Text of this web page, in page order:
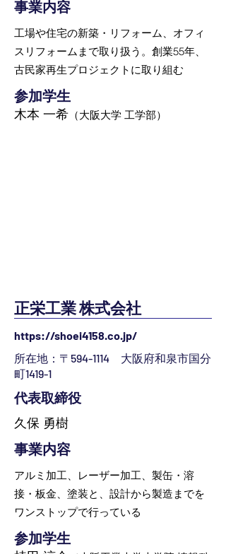
事業内容
工場や住宅の新築・リフォーム、オフィ
スリフォームまで取り扱う。創業55年、
古民家再生プロジェクトに取り組む
参加学生
木本 一希 （大阪大学 工学部）
正栄工業 株式会社
https://shoei4158.co.jp/
所在地：〒594-1114 大阪府和泉市国分
町1419-1
代表取締役
久保 勇樹
事業内容
アルミ加工、レーザー加工、製缶・溶
接・板金、塗装と、設計から製造までを
ワンストップで行っている
参加学生